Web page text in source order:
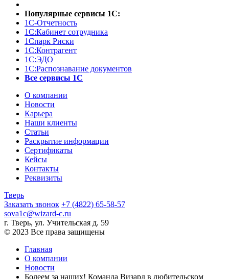
Популярные сервисы 1С:
1С-Отчетность
1С:Кабинет сотрудника
1Спарк Риски
1С:Контрагент
1С:ЭДО
1С:Распознавание документов
Все сервисы 1С
О компании
Новости
Карьера
Наши клиенты
Статьи
Раскрытие информации
Сертификаты
Кейсы
Контакты
Реквизиты
Тверь
Заказать звонок +7 (4822) 65-58-57
sova1c@wizard-c.ru
г. Тверь, ул. Учительская д. 59
© 2023 Все права защищены
Главная
О компании
Новости
Болеем за наших! Команда Визард в любительском